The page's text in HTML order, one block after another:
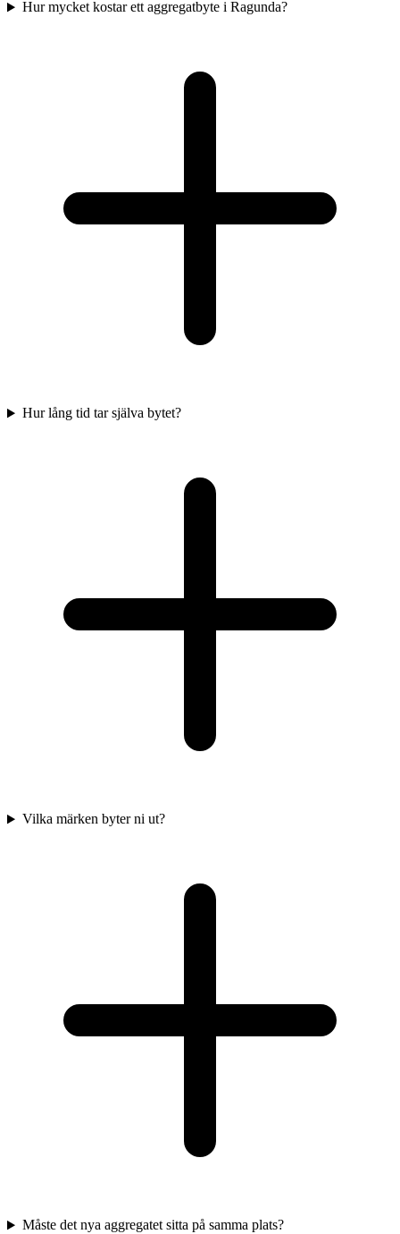
Hur mycket kostar ett aggregatbyte i Ragunda?
Hur lång tid tar själva bytet?
Vilka märken byter ni ut?
Måste det nya aggregatet sitta på samma plats?